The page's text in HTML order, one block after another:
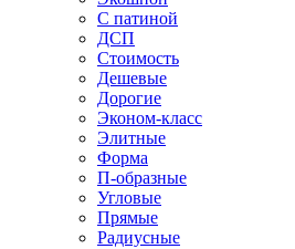
С патиной
ДСП
Стоимость
Дешевые
Дорогие
Эконом-класс
Элитные
Форма
П-образные
Угловые
Прямые
Радиусные